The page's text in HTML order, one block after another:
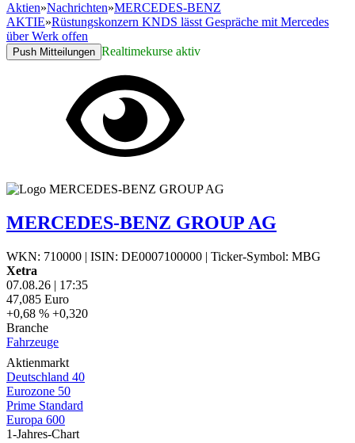
Aktien»Nachrichten»MERCEDES-BENZ
AKTIE»Rüstungskonzern KNDS lässt Gespräche mit Mercedes
über Werk offen
Push Mitteilungen Realtimekurse aktiv
MERCEDES-BENZ GROUP AG
WKN: 710000 | ISIN: DE0007100000 | Ticker-Symbol: MBG
Xetra
07.08.26 | 17:35
47,085 Euro
+0,68 % +0,320
Branche
Fahrzeuge
Aktienmarkt
Deutschland 40
Eurozone 50
Prime Standard
Europa 600
1-Jahres-Chart